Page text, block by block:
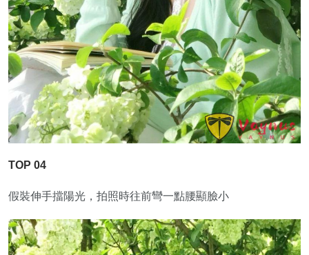
TOP 04
假裝伸手擋陽光，拍照時往前彎一點腰顯臉小